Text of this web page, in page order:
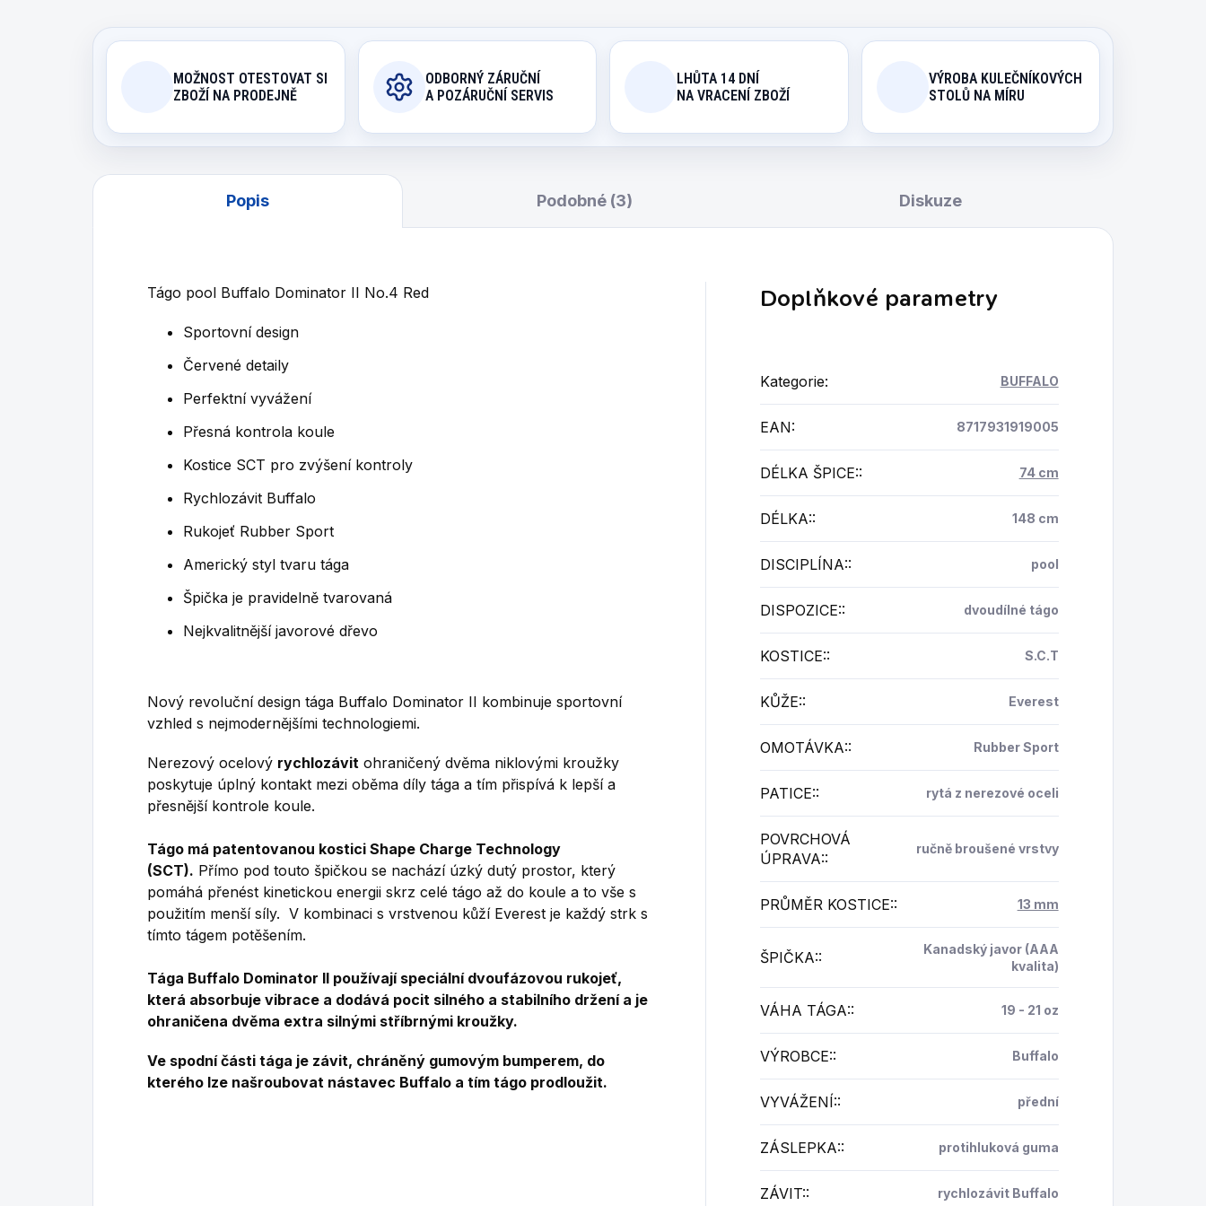
MOŽNOST OTESTOVAT SI
ZBOŽÍ NA PRODEJNĚ
ODBORNÝ ZÁRUČNÍ
A POZÁRUČNÍ SERVIS
LHŮTA 14 DNÍ
NA VRACENÍ ZBOŽÍ
VÝROBA KULEČNÍKOVÝCH
STOLŮ NA MÍRU
Popis Podobné (3) Diskuze
Tágo pool Buffalo Dominator II No.4 Red
Sportovní design
Červené detaily
Perfektní vyvážení
Přesná kontrola koule
Kostice SCT pro zvýšení kontroly
Rychlozávit Buffalo
Rukojeť Rubber Sport
Americký styl tvaru tága
Špička je pravidelně tvarovaná
Nejkvalitnější javorové dřevo
Nový revoluční design tága Buffalo Dominator II kombinuje sportovní
vzhled s nejmodernějšími technologiemi.
Nerezový ocelový rychlozávit ohraničený dvěma niklovými kroužky
poskytuje úplný kontakt mezi oběma díly tága a tím přispívá k lepší a
přesnější kontrole koule.
Tágo má patentovanou kostici Shape Charge Technology
(SCT). Přímo pod touto špičkou se nachází úzký dutý prostor, který
pomáhá přenést kinetickou energii skrz celé tágo až do koule a to vše s
použitím menší síly. V kombinaci s vrstvenou kůží Everest je každý strk s
tímto tágem potěšením.
Tága Buffalo Dominator II používají speciální dvoufázovou rukojeť,
která absorbuje vibrace a dodává pocit silného a stabilního držení a je
ohraničena dvěma extra silnými stříbrnými kroužky.
Ve spodní části tága je závit, chráněný gumovým bumperem, do
kterého lze našroubovat nástavec Buffalo a tím tágo prodloužit.
Doplňkové parametry
Kategorie: BUFFALO
EAN: 8717931919005
DÉLKA ŠPICE:: 74 cm
DÉLKA:: 148 cm
DISCIPLÍNA:: pool
DISPOZICE:: dvoudílné tágo
KOSTICE:: S.C.T
KŮŽE:: Everest
OMOTÁVKA:: Rubber Sport
PATICE:: rytá z nerezové oceli
POVRCHOVÁ
ÚPRAVA::
ručně broušené vrstvy
PRŮMĚR KOSTICE:: 13 mm
ŠPIČKA::
Kanadský javor (AAA
kvalita)
VÁHA TÁGA:: 19 - 21 oz
VÝROBCE:: Buffalo
VYVÁŽENÍ:: přední
ZÁSLEPKA:: protihluková guma
ZÁVIT:: rychlozávit Buffalo